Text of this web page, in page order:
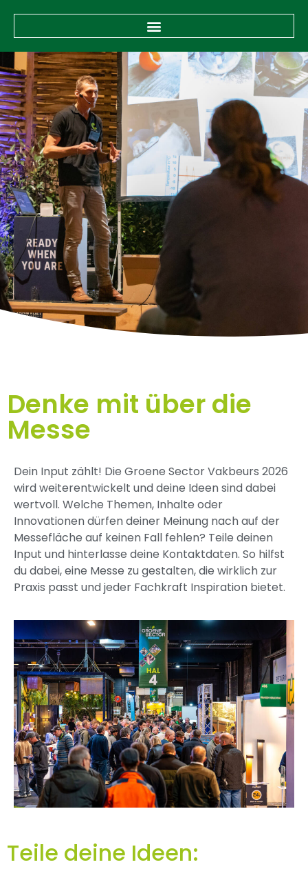
Denke mit über die
Messe
Dein Input zählt! Die Groene Sector Vakbeurs 2026
wird weiterentwickelt und deine Ideen sind dabei
wertvoll. Welche Themen, Inhalte oder
Innovationen dürfen deiner Meinung nach auf der
Messefläche auf keinen Fall fehlen? Teile deinen
Input und hinterlasse deine Kontaktdaten. So hilfst
du dabei, eine Messe zu gestalten, die wirklich zur
Praxis passt und jeder Fachkraft Inspiration bietet.
Teile deine Ideen: